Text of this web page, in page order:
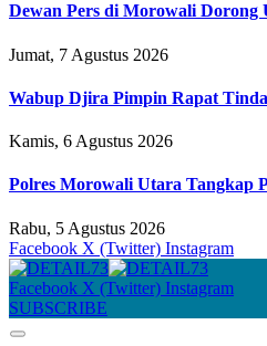
Dewan Pers di Morowali Dorong
Jumat, 7 Agustus 2026
Wabup Djira Pimpin Rapat
Kamis, 6 Agustus 2026
Polres Morowali Utara Tangkap
Rabu, 5 Agustus 2026
Facebook X (Twitter) Instagram
Facebook X (Twitter) Instagram
SUBSCRIBE